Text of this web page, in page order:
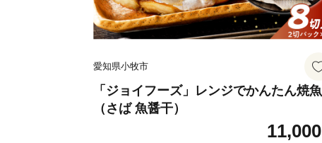
愛知県小牧市
「ジョイフーズ」レンジでかんたん焼魚
（さば 魚醤干）
11,000